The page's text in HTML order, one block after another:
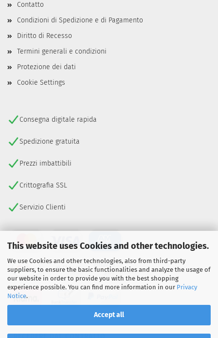
This website uses Cookies and other technologies.
We use Cookies and other technologies, also from third-party
suppliers, to ensure the basic functionalities and analyze the usage of
our website in order to provide you with the best shopping
experience possible. You can find more information in our Privacy
Notice.
Accept all
Contatto
Condizioni di Spedizione e di Pagamento
Diritto di Recesso
Termini generali e condizioni
Protezione dei dati
Cookie Settings
Consegna digitale rapida
Spedizione gratuita
Prezzi imbattibili
Crittografia SSL
Servizio Clienti
RECEDERE DAL CONTRATTO